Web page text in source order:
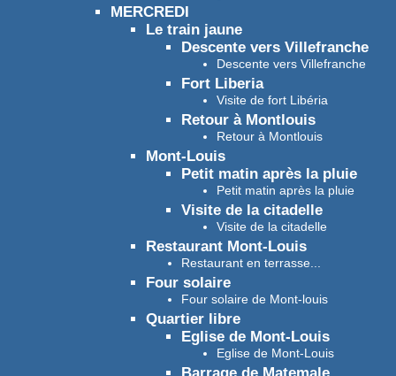
MERCREDI
Le train jaune
Descente vers Villefranche
Descente vers Villefranche
Fort Liberia
Visite de fort Libéria
Retour à Montlouis
Retour à Montlouis
Mont-Louis
Petit matin après la pluie
Petit matin après la pluie
Visite de la citadelle
Visite de la citadelle
Restaurant Mont-Louis
Restaurant en terrasse...
Four solaire
Four solaire de Mont-louis
Quartier libre
Eglise de Mont-Louis
Eglise de Mont-Louis